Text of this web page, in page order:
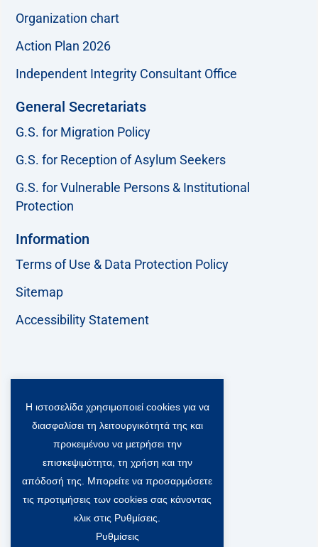
Organization chart
Action Plan 2026
Independent Integrity Consultant Office
General Secretariats
G.S. for Migration Policy
G.S. for Reception of Asylum Seekers
G.S. for Vulnerable Persons & Institutional
Protection
Information
Terms of Use & Data Protection Policy
Sitemap
Accessibility Statement
F
a
o
k
T
w
i
t
t
e
r
-
x
L
i
n
k
e
d
i
n
Y
o
u
t
u
b
e
Viber Community:
Η ιστοσελίδα χρησιμοποιεί cookies για να
διασφαλίσει τη λειτουργικότητά της και
προκειμένου να μετρήσει την
επισκεψιμότητα, τη χρήση και την
απόδοσή της. Μπορείτε να προσαρμόσετε
τις προτιμήσεις των cookies σας κάνοντας
κλικ στις Ρυθμίσεις.
Ρυθμίσεις